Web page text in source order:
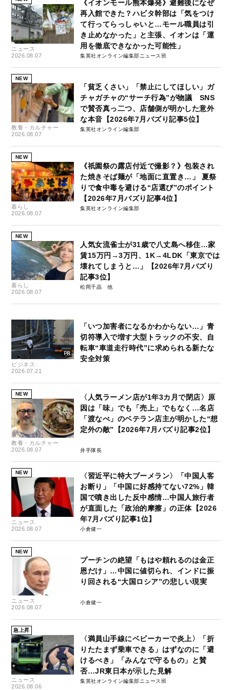
ニュース
2026.08.07
《イオンモール熊本爆発》避難後になぜ
再入館できた？ハビタ幹部は「気をつけ
て行ってらっしゃいと…モール職員は引
き止めなかった」と主張、イオンは「運
用を徹底できなかった可能性」
集英社オンライン編集部ニュース班
NEW
教養・カルチャー
2026.08.07
「貧乏くさい」「禁止にしてほしい」ガ
チャガチャの“サーチ行為”が物議 SNS
で賛否真っ二つ、店舗側が明かした意外
な本音【2026年7月バズり記事5位】
集英社オンライン編集部
NEW
暮らし
2026.08.07
《祇園祭の露店付近で撮影？》包装され
た焼きそば麺が「地面に直置き…」 夏祭
りで食中毒を避ける“店選び”のポイント
【2026年7月バズり記事4位】
集英社オンライン編集部
NEW
暮らし
2026.08.07
人気女流雀士が31歳で八丈島へ移住…家
賃15万円→3万円、1K→4LDK「東京では
壊れてしまうと…」【2026年7月バズり
記事3位】
松岡千晶
ビジネス
2026.07.21
「いつ加害者になるかわからない…」青
切符導入で増す大型トラックの不安、自
転車“車道走行時代”に求められる新たな
安全対策
NEW
教養・カルチャー
2026.08.07
〈人気ラーメン店が1年3カ月で閉店〉原
因は「味」でも「売上」でもなく…名店
「渡なべ」のベテラン店主が明かした“想
定外の敵”【2026年7月バズり記事2位】
井手隊長
NEW
ニュース
2026.08.07
〈習近平に特大ブーメラン〉「中国人客
お断り」「中国に好感持てない72%」韓
国で噴き出した反中感情…中国人旅行者
が直面した「政治的摩擦」の正体【2026
年7月バズり記事1位】
小倉健一
NEW
ニュース
2026.08.07
プーチンの絶望「もはや頼れるのは金正
恩だけ」…中国に値切られ、インドに振
り回される“大国ロシア”の悲しい現実
小倉健一
急上昇
ニュース
2026.08.06
〈満員山手線にベビーカーで炎上〉「折
りたたまず乗車できる」はずなのに「避
けるべき」「みんなで守るもの」と賛
否…JR東日本が示した見解
集英社オンライン編集部ニュース班